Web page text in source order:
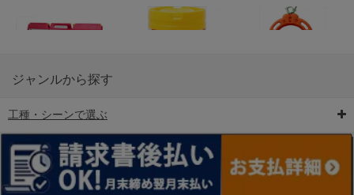
6-矢印板/LED矢印板
ンス
ジャンルから探す
工種・シーンで選ぶ